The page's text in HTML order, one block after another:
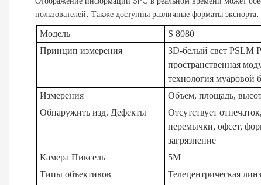
пользователей. Также доступны различные форматы экспорта.
Модель
S 8080
Принцип измерения
3D-белый свет PSLM
пространственная
технология муаровой
Измерения
Объем, площадь,
Обнаружитьизд. Дефекты
Отсутствует
перемычки, офсет,
загрязнение
Камера Пиксель
5M
Типы объективов
Телецентрическая